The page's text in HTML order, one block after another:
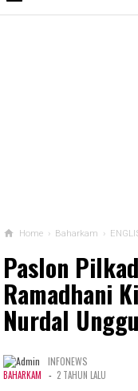
Home › Baharkam ›
Paslon
Ramadhani
Nurdal
INFONEWS
BAHARKAM - 2 TAHUN LALU